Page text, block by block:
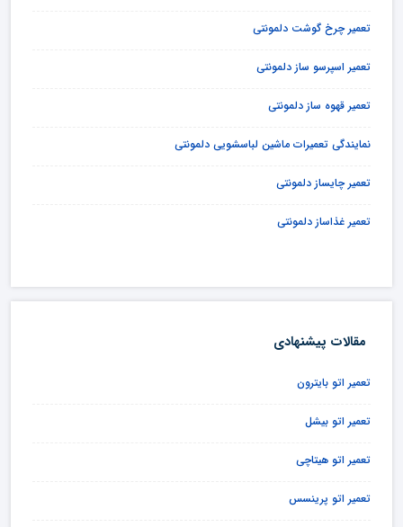
تعمیر چرخ گوشت دلمونتی
تعمیر اسپرسو ساز دلمونتی
تعمیر قهوه ساز دلمونتی
نمایندگی تعمیرات ماشین لباسشویی دلمونتی
تعمیر چایساز دلمونتی
تعمیر غذاساز دلمونتی
مقالات پیشنهادی
تعمیر اتو بایترون
تعمیر اتو بیشل
تعمیر اتو هیتاچی
تعمیر اتو پرینسس